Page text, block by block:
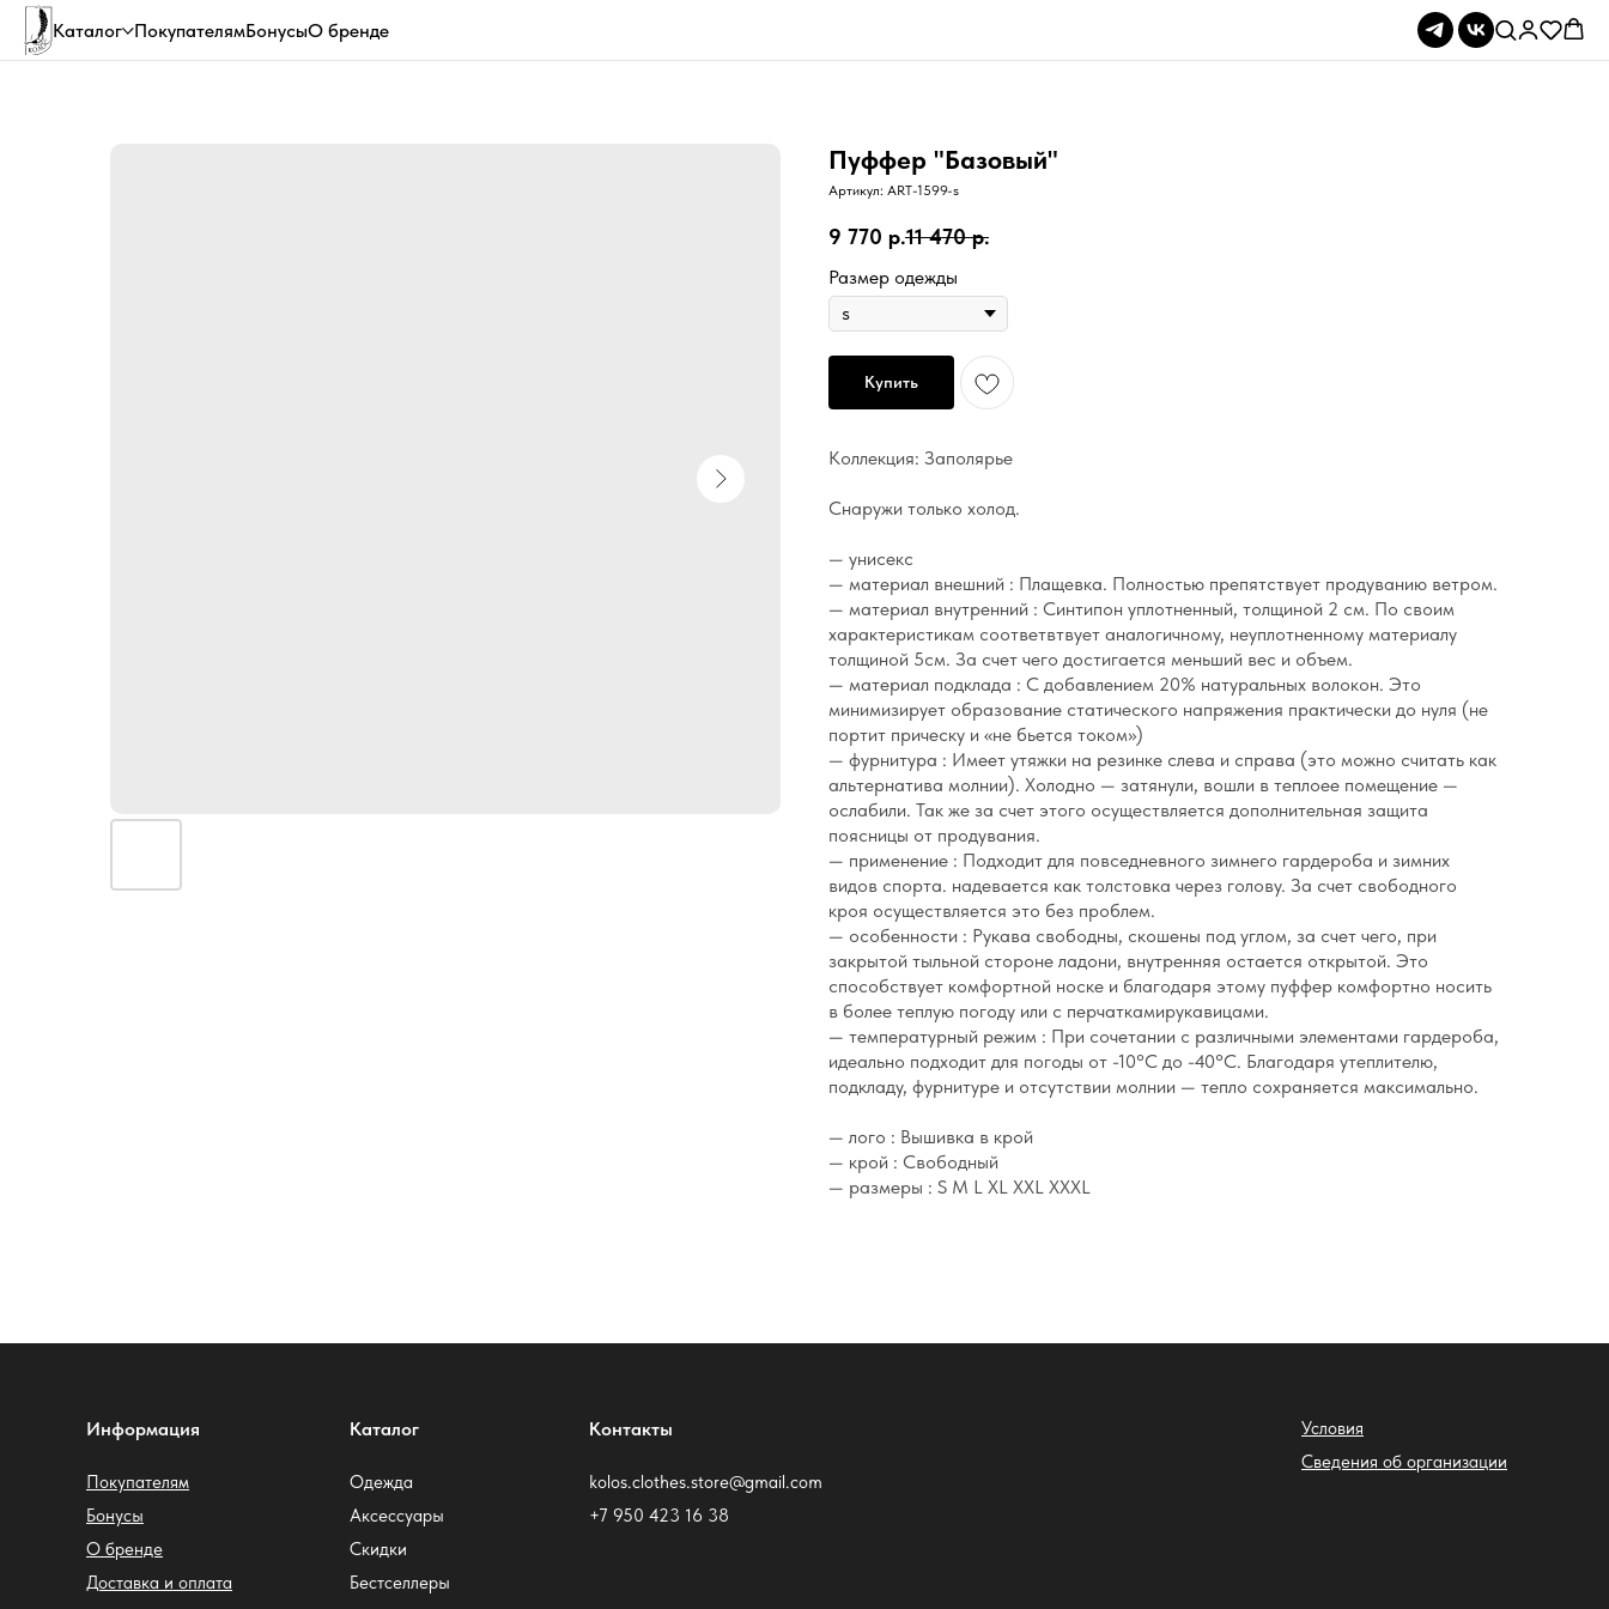
Каталог ПокупателямБонусыО бренде
Пуффер "Базовый"
Артикул: ART-1599-s
9 770 р.11 470 р.
Размер одежды
Купить
Коллекция: Заполярье
Снаружи только холод.
— унисекс
— материал внешний : Плащевка. Полностью препятствует продуванию ветром.
— материал внутренний : Синтипон уплотненный, толщиной 2 см. По своим
характеристикам соответвтвует аналогичному, неуплотненному материалу
толщиной 5см. За счет чего достигается меньший вес и объем.
— материал подклада : С добавлением 20% натуральных волокон. Это
минимизирует образование статического напряжения практически до нуля (не
портит прическу и «не бьется током»)
— фурнитура : Имеет утяжки на резинке слева и справа (это можно считать как
альтернатива молнии). Холодно — затянули, вошли в теплоее помещение —
ослабили. Так же за счет этого осуществляется дополнительная защита
поясницы от продувания.
— применение : Подходит для повседневного зимнего гардероба и зимних
видов спорта. надевается как толстовка через голову. За счет свободного
кроя осуществляется это без проблем.
— особенности : Рукава свободны, скошены под углом, за счет чего, при
закрытой тыльной стороне ладони, внутренняя остается открытой. Это
способствует комфортной носке и благодаря этому пуффер комфортно носить
в более теплую погоду или с перчаткамирукавицами.
— температурный режим : При сочетании с различными элементами гардероба,
идеально подходит для погоды от -10°C до -40°C. Благодаря утеплителю,
подкладу, фурнитуре и отсутствии молнии — тепло сохраняется максимально.
— лого : Вышивка в крой
— крой : Свободный
— размеры : S M L XL XXL XXXL
+7 950 423 16 38
kolos.clothes.store@gmail.com
Контакты
Сведения об организации
Условия
Бестселлеры
Скидки
Аксессуары
Одежда
Каталог
Доставка и оплата
О бренде
Бонусы
Покупателям
Информация